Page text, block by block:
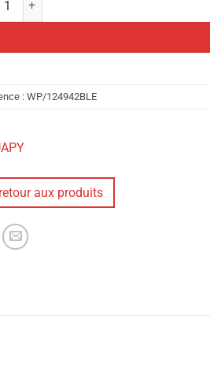
:WP/124942BLE
aux produits